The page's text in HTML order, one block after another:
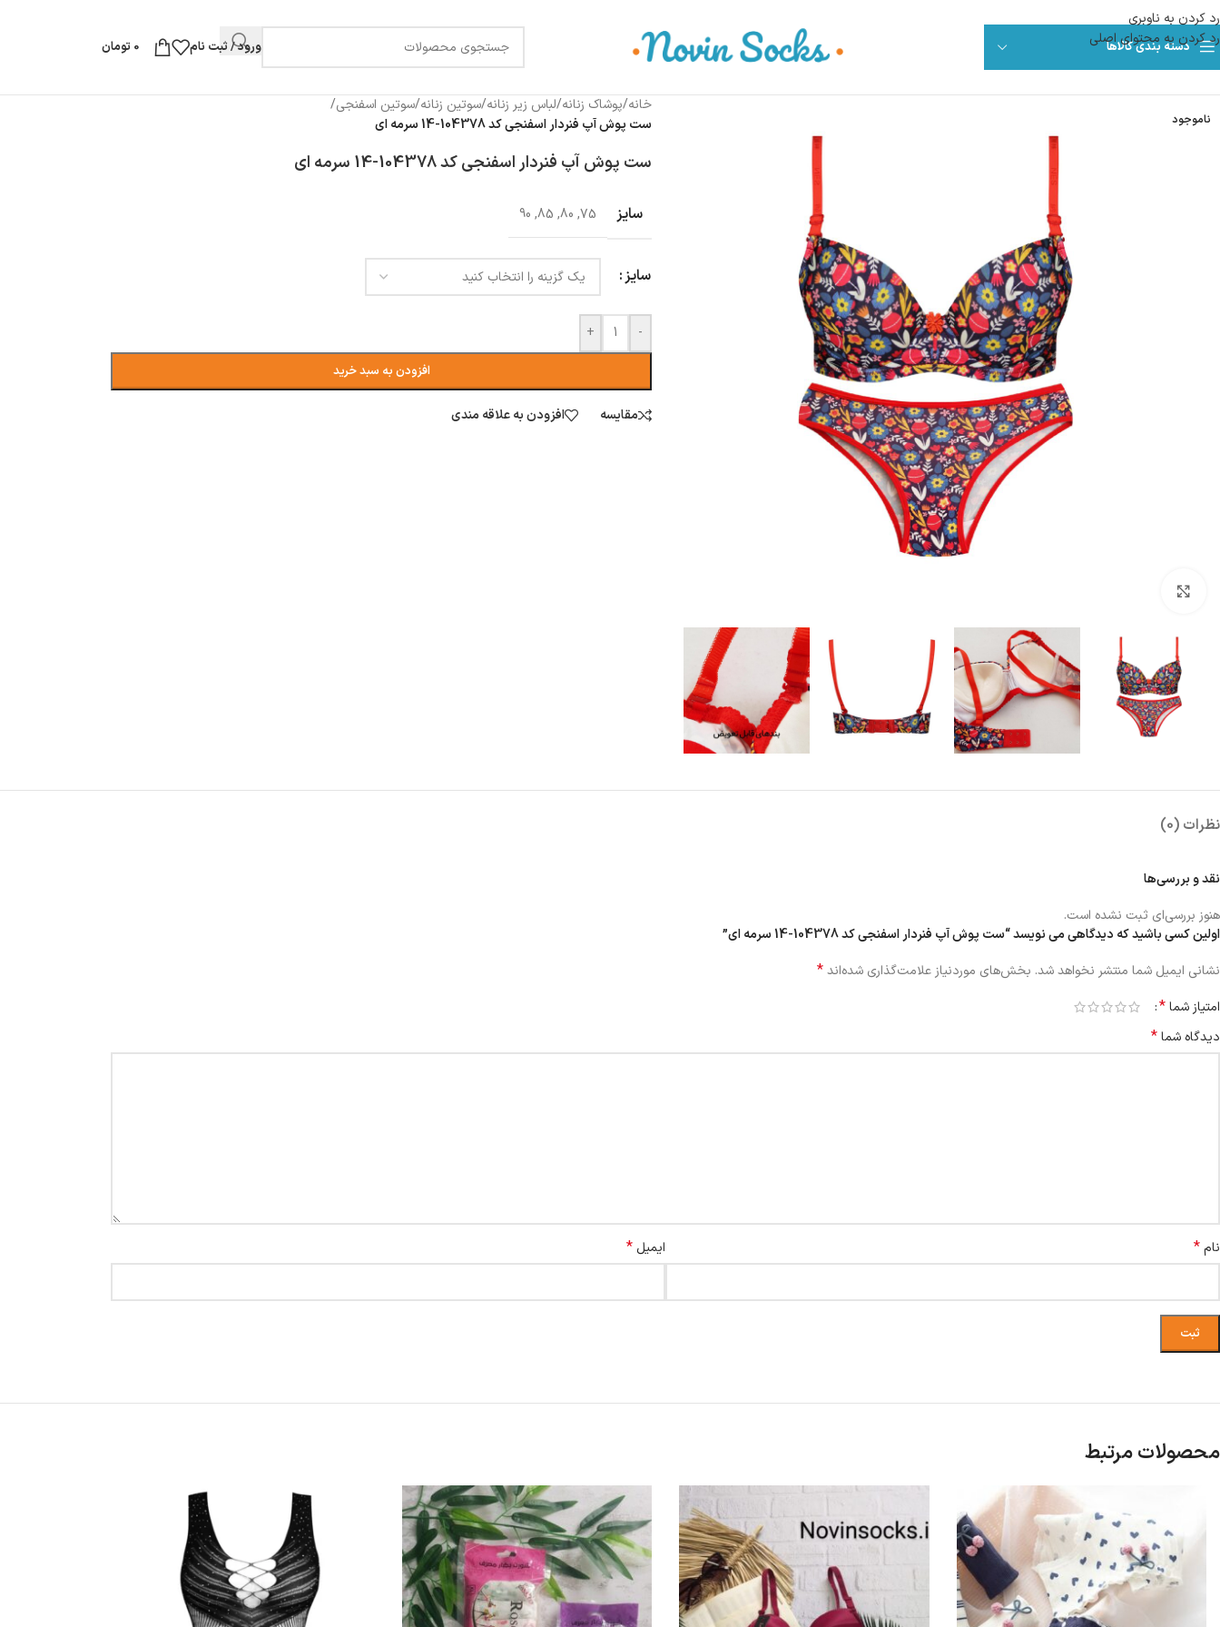
رد کردن به ناوبری
رد کردن به محتوای اصلی
دسته بندی کالاها ورود / ثبت نام 0 تومان
ناموجود
خانه/پوشاک زنانه/لباس زیر زنانه/سوتین زنانه/سوتین اسفنجی/
ست پوش آپ فنردار اسفنجی کد 104378-14 سرمه ای
ست پوش آپ فنردار اسفنجی کد 104378-14 سرمه ای
سایز 75
,
80
,
85
,
90
سایز
-
+
افزودن به سبد خرید
مقایسه افزودن به علاقه مندی
نظرات (0)
نقد و بررسی‌ها
هنوز بررسی‌ای ثبت نشده است.
اولین کسی باشید که دیدگاهی می نویسد “ست پوش آپ فنردار اسفنجی کد 104378-14 سرمه ای”
نشانی ایمیل شما منتشر نخواهد شد. بخش‌های موردنیاز علامت‌گذاری شده‌اند*
امتیاز شما*
دیدگاه شما*
نام* ایمیل *
محصولات مرتبط